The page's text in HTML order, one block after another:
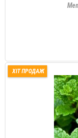
ХІТ ПРОДАЖ